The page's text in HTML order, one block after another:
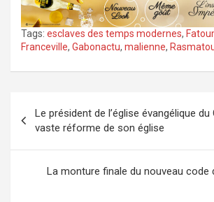
Tags: esclaves des temps modernes,
Franceville, Gabonactu, malienne,
de
l’article
Le président de l’église évangélique
vaste réforme de son église
La monture finale du nouveau code